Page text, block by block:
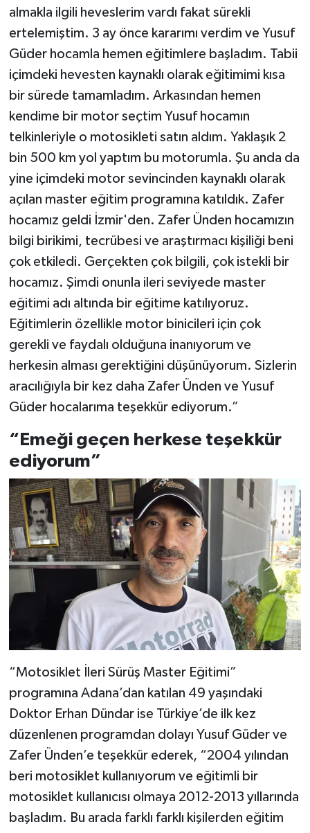
almakla ilgili heveslerim vardı fakat sürekli
ertelemiştim. 3 ay önce kararımı verdim ve Yusuf
Güder hocamla hemen eğitimlere başladım. Tabii
içimdeki hevesten kaynaklı olarak eğitimimi kısa
bir sürede tamamladım. Arkasından hemen
kendime bir motor seçtim Yusuf hocamın
telkinleriyle o motosikleti satın aldım. Yaklaşık 2
bin 500 km yol yaptım bu motorumla. Şu anda da
yine içimdeki motor sevincinden kaynaklı olarak
açılan master eğitim programına katıldık. Zafer
hocamız geldi İzmir'den. Zafer Ünden hocamızın
bilgi birikimi, tecrübesi ve araştırmacı kişiliği beni
çok etkiledi. Gerçekten çok bilgili, çok istekli bir
hocamız. Şimdi onunla ileri seviyede master
eğitimi adı altında bir eğitime katılıyoruz.
Eğitimlerin özellikle motor binicileri için çok
gerekli ve faydalı olduğuna inanıyorum ve
herkesin alması gerektiğini düşünüyorum. Sizlerin
aracılığıyla bir kez daha Zafer Ünden ve Yusuf
Güder hocalarıma teşekkür ediyorum.”
“Emeği geçen herkese teşekkür
ediyorum”
“Motosiklet İleri Sürüş Master Eğitimi”
programına Adana’dan katılan 49 yaşındaki
Doktor Erhan Dündar ise Türkiye’de ilk kez
düzenlenen programdan dolayı Yusuf Güder ve
Zafer Ünden’e teşekkür ederek, “2004 yılından
beri motosiklet kullanıyorum ve eğitimli bir
motosiklet kullanıcısı olmaya 2012-2013 yıllarında
başladım. Bu arada farklı farklı kişilerden eğitim